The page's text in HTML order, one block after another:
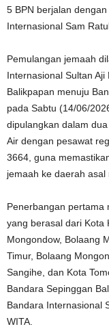
5 BPN berjalan
Internasional Sam
Pemulangan jemaah
Internasional Sultan
Balikpapan menuju
pada Sabtu (14/06/
dipulangkan dalam
Air dengan pesawat
3664, guna
jemaah ke daerah asal
Penerbangan pertama
yang berasal dari Kota
Mongondow, Bolaang
Timur, Bolaang
Sangihe, dan Kota
Bandara Sepinggan
Bandara Internasional
WITA.